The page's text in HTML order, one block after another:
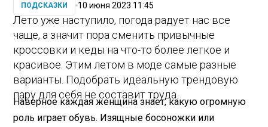
ПОДСКАЗКИ 10 июня 2023 11:45
Лето уже наступило, погода радует нас все
чаще, а значит пора сменить привычные
кроссовки и кеды на что-то более легкое и
красивое. Этим летом в моде самые разные
варианты. Подобрать идеальную трендовую
пару для себя не составит труда.
Наверное каждая женщина знает, какую огромную
роль играет обувь. Изящные босоножки или